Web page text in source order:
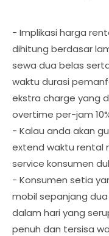
- Implikasi harga
dihitung berdasar
sewa dua belas
waktu durasi
ekstra charge yang
overtime per-jam
- Kalau anda akan
extend waktu rental
service konsumen
- Konsumen setia
mobil sepanjang
dalam hari yang
penuh dan tersisa